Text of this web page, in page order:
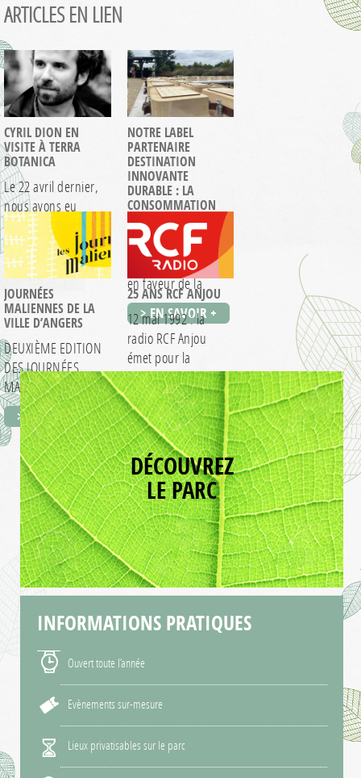
ARTICLES EN LIEN
CYRIL DION EN
VISITE À TERRA
BOTANICA
Le 22 avril dernier,
nous avons eu
l’honneur de
recevoir Cyril Dion,…
> EN SAVOIR +
NOTRE LABEL
PARTENAIRE
DESTINATION
INNOVANTE
DURABLE : LA
CONSOMMATION
RESPONSABLE
Après avoir mis en
lumière nos actions
en faveur de la
biodiversité,…
> EN SAVOIR +
JOURNÉES
MALIENNES DE LA
VILLE D’ANGERS
DEUXIÈME EDITION
DES JOURNÉES
MALIENNES – 17
MARS 2017 Le
contexte
international…
> EN SAVOIR +
25 ANS RCF ANJOU
12 mai 1992 : la
radio RCF Anjou
émet pour la
première…
> EN SAVOIR +
DÉCOUVREZ
LE PARC
INFORMATIONS PRATIQUES
Ouvert toute l’année
Evènements sur-mesure
Lieux privatisables sur le parc